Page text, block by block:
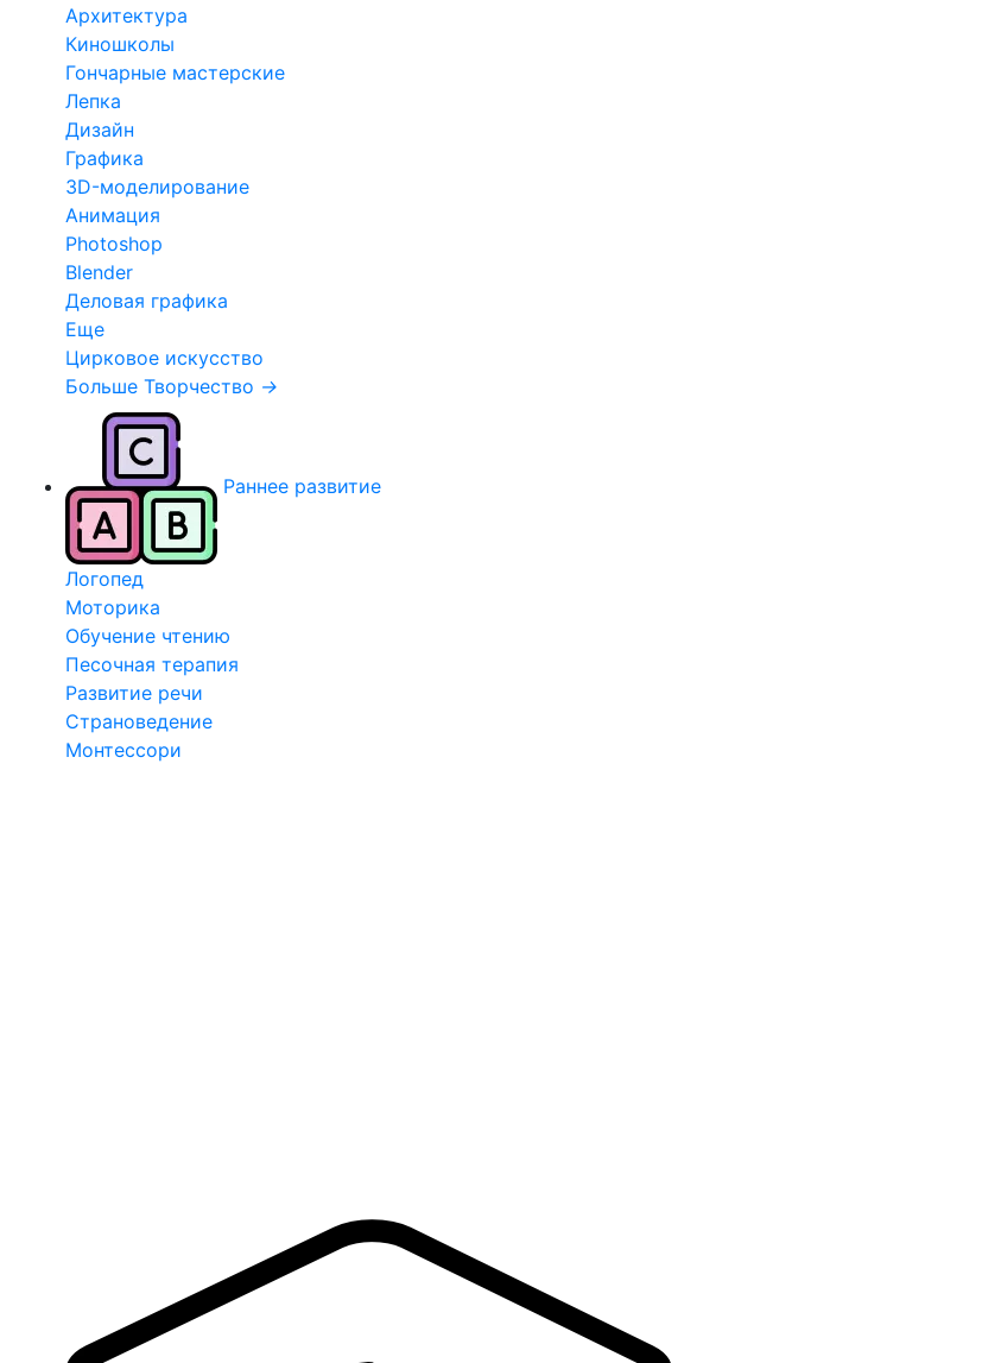
Архитектура
Киношколы
Гончарные мастерские
Лепка
Дизайн
Графика
3D-моделирование
Анимация
Photoshop
Blender
Деловая графика
Еще
Цирковое искусство
Больше Творчество →
Раннее развитие
Логопед
Моторика
Обучение чтению
Песочная терапия
Развитие речи
Страноведение
Монтессори